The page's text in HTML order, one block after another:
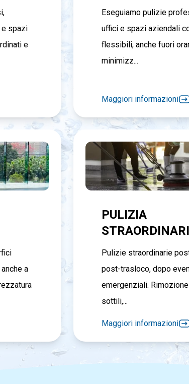
e spazi
e
Eseguiamo pulizie
uffici e spazi aziendali
flessibili, anche fuori
minimizz...
Maggiori informazioni
a
PULIZIA
Pulizie straordinarie
post-trasloco, dopo
emergenziali.
sottili,...
Maggiori informazioni